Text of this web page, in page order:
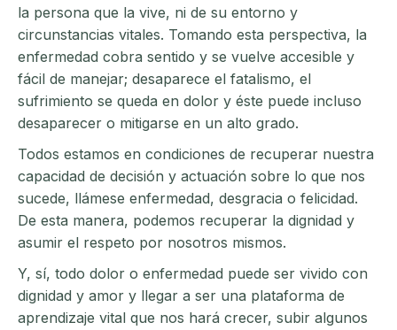
la persona que la vive, ni de su entorno y
circunstancias vitales. Tomando esta perspectiva, la
enfermedad cobra sentido y se vuelve accesible y
fácil de manejar; desaparece el fatalismo, el
sufrimiento se queda en dolor y éste puede incluso
desaparecer o mitigarse en un alto grado.
Todos estamos en condiciones de recuperar nuestra
capacidad de decisión y actuación sobre lo que nos
sucede, llámese enfermedad, desgracia o felicidad.
De esta manera, podemos recuperar la dignidad y
asumir el respeto por nosotros mismos.
Y, sí, todo dolor o enfermedad puede ser vivido con
dignidad y amor y llegar a ser una plataforma de
aprendizaje vital que nos hará crecer, subir algunos